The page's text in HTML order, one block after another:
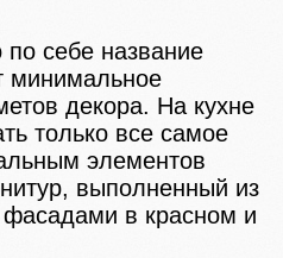
себе название
минимальное
декора. На кухне
только все самое
элементов
выполненный из
фасадами в красном и